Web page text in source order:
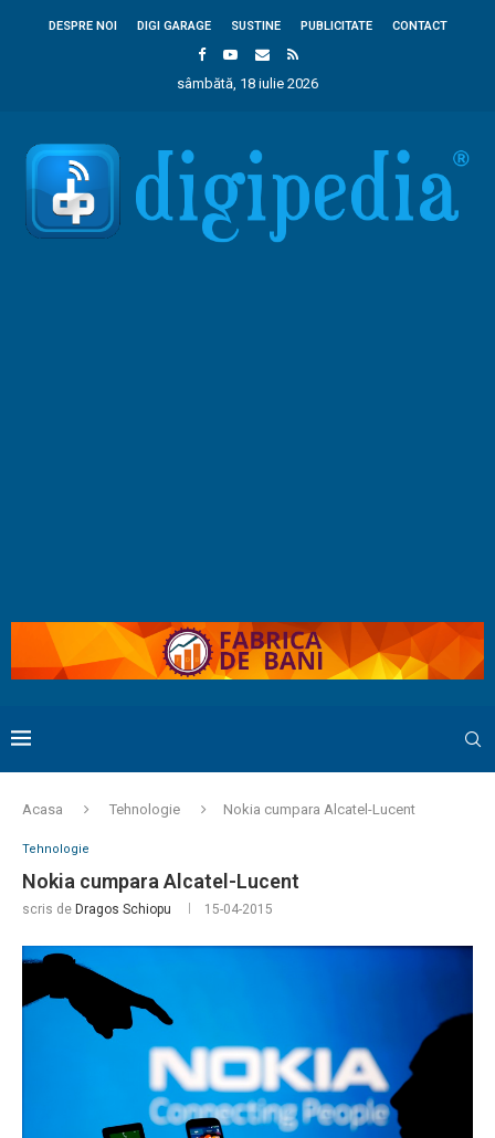
DESPRE NOI DIGI GARAGE SUSTINE PUBLICITATE CONTACT
sâmbătă, 18 iulie 2026
Acasa Tehnologie Nokia cumpara Alcatel-Lucent
Tehnologie
Nokia cumpara Alcatel-Lucent
scris de Dragos Schiopu 15-04-2015